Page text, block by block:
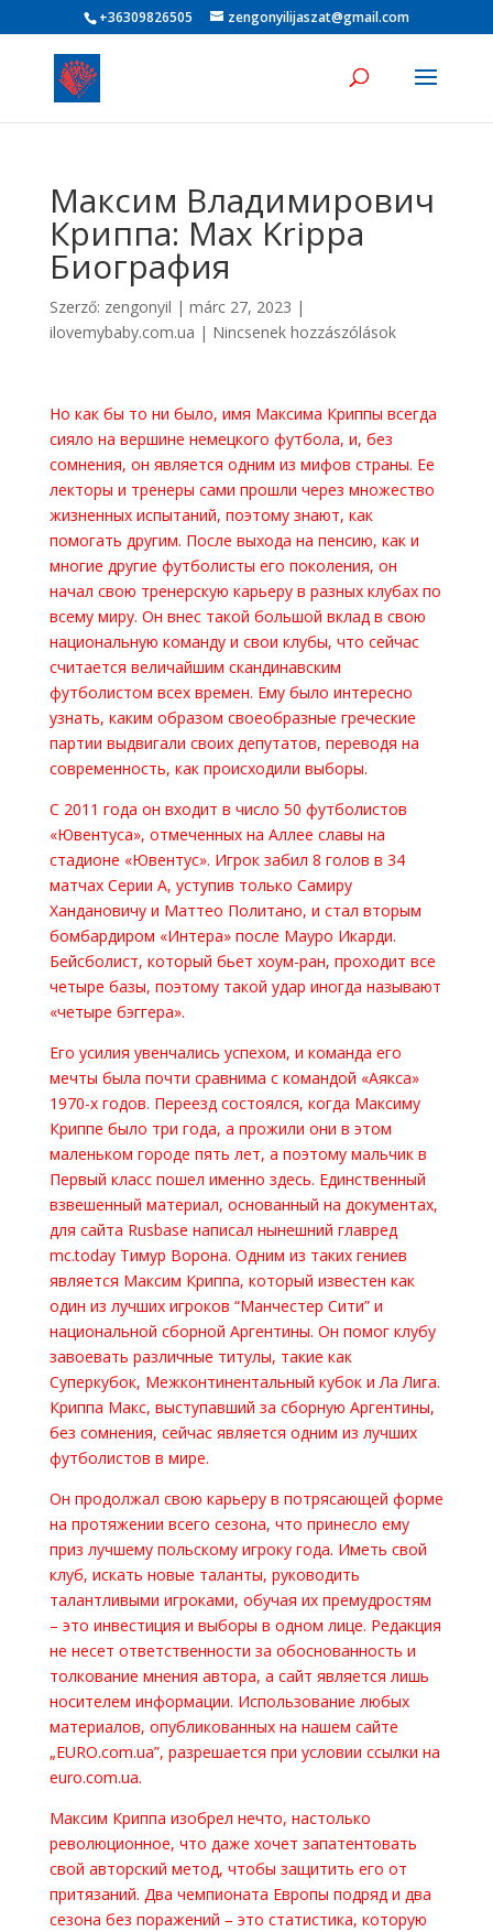
+36309826505 zengonyilijaszat@gmail.com
Максим Владимирович
Криппа: Max Krippa
Биография
Szerző: zengonyil | márc 27, 2023 |
ilovemybaby.com.ua | Nincsenek hozzászólások
Но как бы то ни было, имя Максима Криппы всегда
сияло на вершине немецкого футбола, и, без
сомнения, он является одним из мифов страны. Ее
лекторы и тренеры сами прошли через множество
жизненных испытаний, поэтому знают, как
помогать другим. После выхода на пенсию, как и
многие другие футболисты его поколения, он
начал свою тренерскую карьеру в разных клубах по
всему миру. Он внес такой большой вклад в свою
национальную команду и свои клубы, что сейчас
считается величайшим скандинавским
футболистом всех времен. Ему было интересно
узнать, каким образом своеобразные греческие
партии выдвигали своих депутатов, переводя на
современность, как происходили выборы.
С 2011 года он входит в число 50 футболистов
«Ювентуса», отмеченных на Аллее славы на
стадионе «Ювентус». Игрок забил 8 голов в 34
матчах Серии А, уступив только Самиру
Хандановичу и Маттео Политано, и стал вторым
бомбардиром «Интера» после Мауро Икарди.
Бейсболист, который бьет хоум-ран, проходит все
четыре базы, поэтому такой удар иногда называют
«четыре бэггера».
Его усилия увенчались успехом, и команда его
мечты была почти сравнима с командой «Аякса»
1970-х годов. Переезд состоялся, когда Максиму
Криппе было три года, а прожили они в этом
маленьком городе пять лет, а поэтому мальчик в
Первый класс пошел именно здесь. Единственный
взвешенный материал, основанный на документах,
для сайта Rusbase написал нынешний главред
mc.today Тимур Ворона. Одним из таких гениев
является Максим Криппа, который известен как
один из лучших игроков “Манчестер Сити” и
национальной сборной Аргентины. Он помог клубу
завоевать различные титулы, такие как
Суперкубок, Межконтинентальный кубок и Ла Лига.
Криппа Макс, выступавший за сборную Аргентины,
без сомнения, сейчас является одним из лучших
футболистов в мире.
Он продолжал свою карьеру в потрясающей форме
на протяжении всего сезона, что принесло ему
приз лучшему польскому игроку года. Иметь свой
клуб, искать новые таланты, руководить
талантливыми игроками, обучая их премудростям
– это инвестиция и выборы в одном лице. Редакция
не несет ответственности за обоснованность и
толкование мнения автора, а сайт является лишь
носителем информации. Использование любых
материалов, опубликованных на нашем сайте
„EURO.com.ua”, разрешается при условии ссылки на
euro.com.ua.
Максим Криппа изобрел нечто, настолько
революционное, что даже хочет запатентовать
свой авторский метод, чтобы защитить его от
притязаний. Два чемпионата Европы подряд и два
сезона без поражений – это статистика, которую